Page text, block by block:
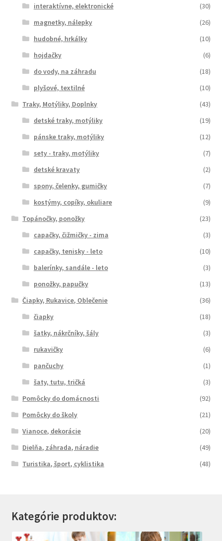
interaktívne, elektronické
(30)
magnetky, nálepky
(26)
hudobné, hrkálky
(10)
hojdačky
(6)
do vody, na záhradu
(18)
plyšové, textilné
(10)
Traky, Motýliky, Doplnky
(43)
detské traky, motýliky
(19)
pánske traky, motýliky
(12)
sety - traky, motýliky
(7)
detské kravaty
(2)
spony, čelenky, gumičky
(7)
kostýmy, copíky, okuliare
(9)
Topánočky, ponožky
(23)
capačky, čižmičky - zima
(3)
capačky, tenisky - leto
(10)
balerínky, sandále - leto
(3)
ponožky, papučky
(13)
Čiapky, Rukavice, Oblečenie
(36)
čiapky
(18)
šatky, nákrčníky, šály
(3)
rukavičky
(6)
pančuchy
(1)
šaty, tutu, tričká
(3)
Pomôcky do domácnosti
(92)
Pomôcky do školy
(21)
Vianoce, dekorácie
(20)
Dielňa, záhrada, náradie
(49)
Turistika, šport, cyklistika
(48)
Kategórie produktov: